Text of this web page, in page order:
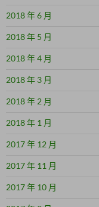
2018 年 6 月
2018 年 5 月
2018 年 4 月
2018 年 3 月
2018 年 2 月
2018 年 1 月
2017 年 12 月
2017 年 11 月
2017 年 10 月